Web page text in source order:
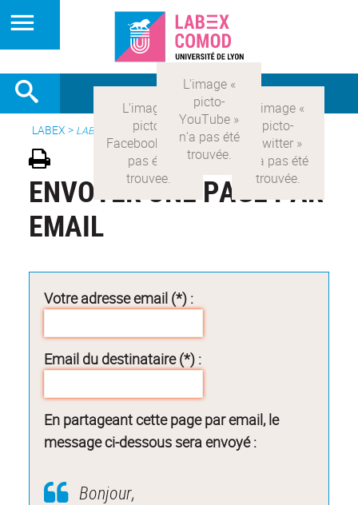
LABEX > LABEX COMOD
ENVOYER UNE PAGE PAR
EMAIL
Votre adresse email (*) :
Email du destinataire (*) :
En partageant cette page par email, le
message ci-dessous sera envoyé :
Bonjour,